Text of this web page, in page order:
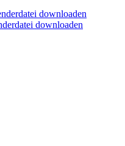
downloaden
downloaden